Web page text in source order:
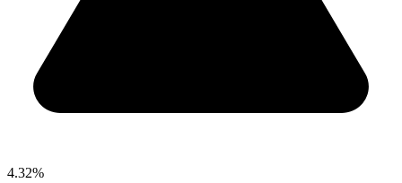
4.32%